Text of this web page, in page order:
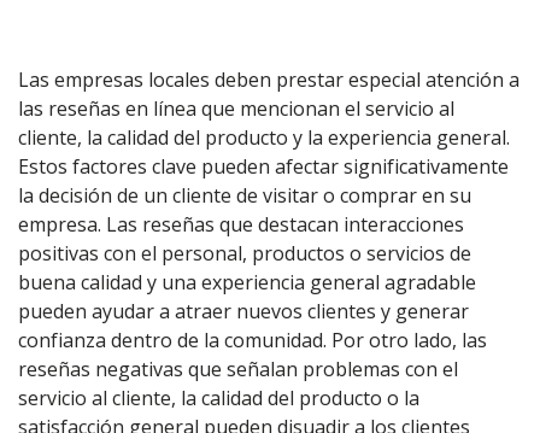
Las empresas locales deben prestar especial atención a
las reseñas en línea que mencionan el servicio al
cliente, la calidad del producto y la experiencia general.
Estos factores clave pueden afectar significativamente
la decisión de un cliente de visitar o comprar en su
empresa. Las reseñas que destacan interacciones
positivas con el personal, productos o servicios de
buena calidad y una experiencia general agradable
pueden ayudar a atraer nuevos clientes y generar
confianza dentro de la comunidad. Por otro lado, las
reseñas negativas que señalan problemas con el
servicio al cliente, la calidad del producto o la
satisfacción general pueden disuadir a los clientes